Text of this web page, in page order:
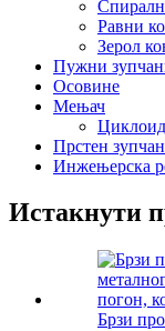
Равни
Зерол
Пужни
Осовине
Мењач
Прстен
Инжењерска
Истакнути
Брзи